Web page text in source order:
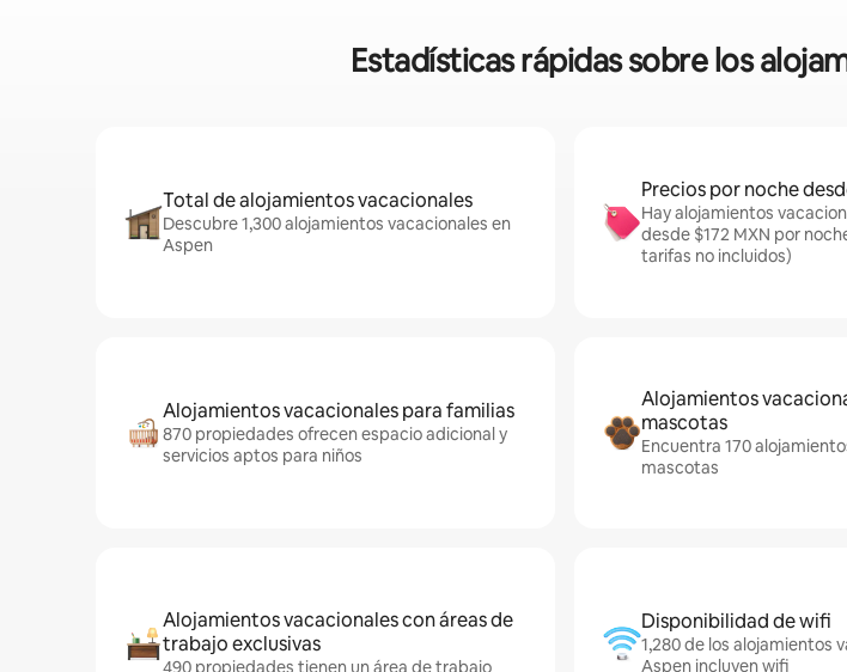
Estadísticas rápidas sobre los
Total de alojamientos vacacionales
Descubre 1,300 alojamientos vacacionales en
Aspen
Precios por noche
Hay alojamientos
desde $172 MXN por
tarifas no incluidos)
Alojamientos vacacionales para familias
870 propiedades ofrecen espacio adicional y
servicios aptos para niños
Alojamientos
mascotas
Encuentra 170
mascotas
Alojamientos vacacionales con áreas de
trabajo exclusivas
490 propiedades tienen un área de trabajo
Disponibilidad de wifi
1,280 de los alojamientos
Aspen incluyen wifi